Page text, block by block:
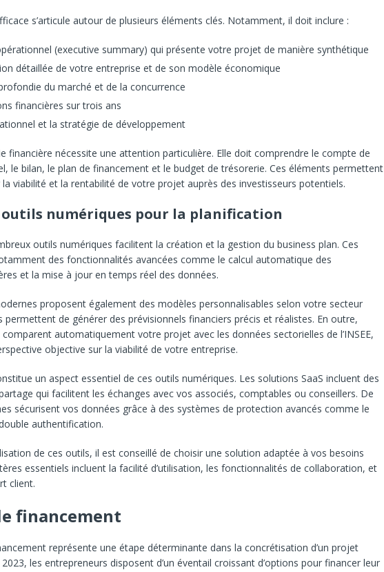
s’articule autour de plusieurs éléments clés. Notamment, il doit inclure :
(executive summary) qui présente votre projet de manière synthétique
détaillée de votre entreprise et de son modèle économique
du marché et de la concurrence
financières sur trois ans
et la stratégie de développement
financière nécessite une attention particulière. Elle doit comprendre le compte de
le bilan, le plan de financement et le budget de trésorerie. Ces éléments permettent
viabilité et la rentabilité de votre projet auprès des investisseurs potentiels.
numériques pour la planification
outils numériques facilitent la création et la gestion du business plan. Ces
des fonctionnalités avancées comme le calcul automatique des
et la mise à jour en temps réel des données.
proposent également des modèles personnalisables selon votre secteur
permettent de générer des prévisionnels financiers précis et réalistes. En outre,
automatiquement votre projet avec les données sectorielles de l’INSEE,
objective sur la viabilité de votre entreprise.
un aspect essentiel de ces outils numériques. Les solutions SaaS incluent des
qui facilitent les échanges avec vos associés, comptables ou conseillers. De
sécurisent vos données grâce à des systèmes de protection avancés comme le
authentification.
de ces outils, il est conseillé de choisir une solution adaptée à vos besoins
essentiels incluent la facilité d’utilisation, les fonctionnalités de collaboration, et
client.
financement
représente une étape déterminante dans la concrétisation d’un projet
les entrepreneurs disposent d’un éventail croissant d’options pour financer leur